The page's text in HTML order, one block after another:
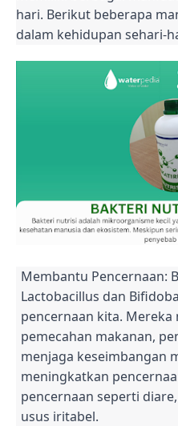
hari. Berikut beberapa
dalam kehidupan sehari-
Membantu Pencernaan:
Lactobacillus dan
pencernaan kita.
pemecahan makanan,
menjaga keseimbangan
meningkatkan
pencernaan seperti
usus iritabel.